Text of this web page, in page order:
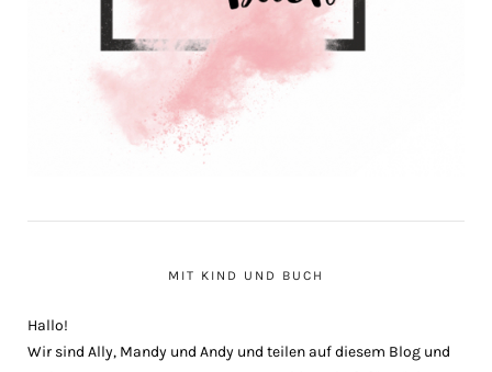
MIT KIND UND BUCH
Hallo!
Wir sind Ally, Mandy und Andy und teilen auf diesem Blog und